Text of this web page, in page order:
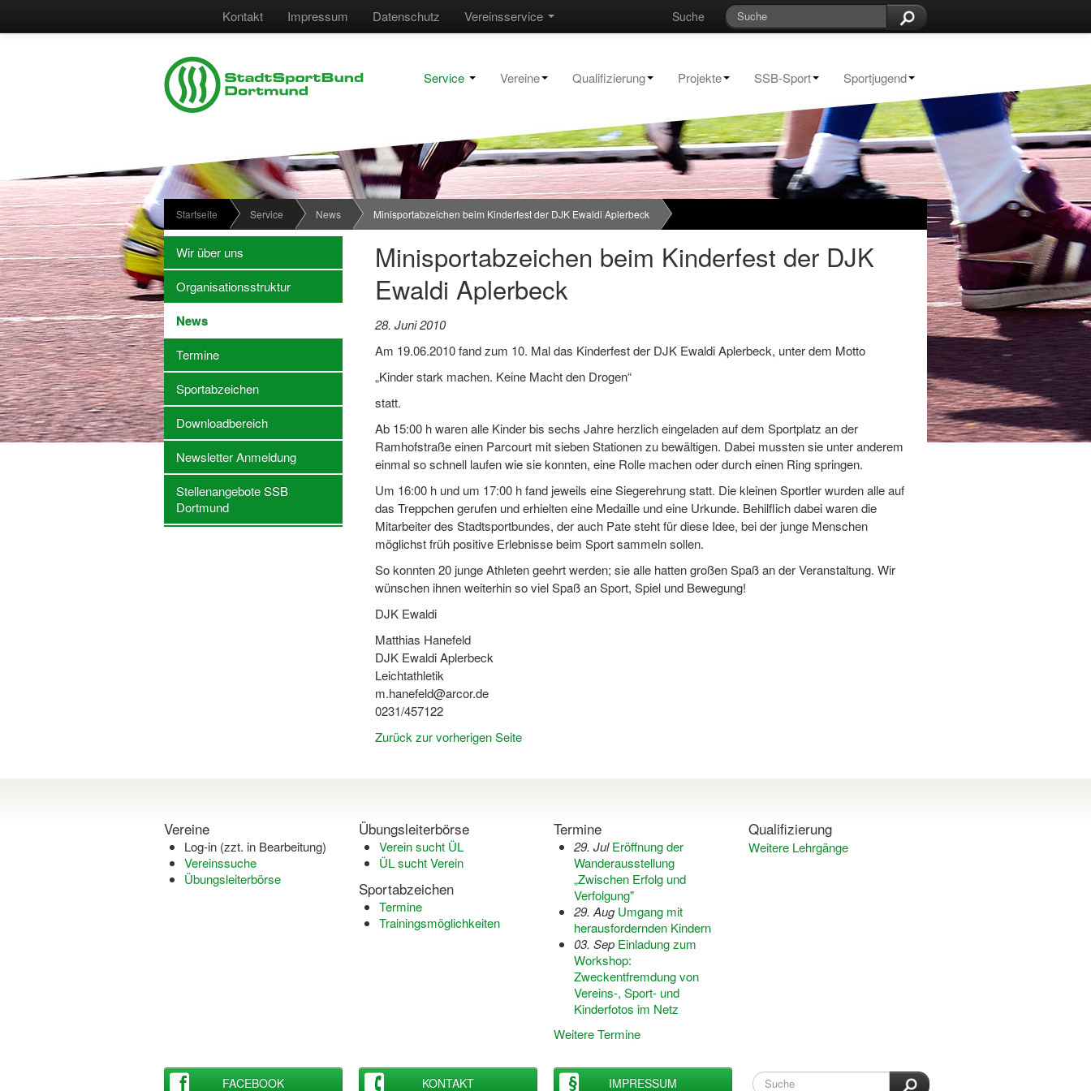
Suche
Vereinsservice
Kontakt Impressum Datenschutz
Service Vereine Qualifizierung Projekte SSB-Sport Sportjugend
Startseite Service News Minisportabzeichen beim Kinderfest der DJK Ewaldi Aplerbeck
Wir über uns
Organisationsstruktur
News
Termine
Sportabzeichen
Downloadbereich
Newsletter Anmeldung
Stellenangebote SSB
Dortmund
Minisportabzeichen beim Kinderfest der DJK
Ewaldi Aplerbeck
28. Juni 2010
Am 19.06.2010 fand zum 10. Mal das Kinderfest der DJK Ewaldi Aplerbeck, unter dem Motto
„Kinder stark machen. Keine Macht den Drogen“
statt.
Ab 15:00 h waren alle Kinder bis sechs Jahre herzlich eingeladen auf dem Sportplatz an der
Ramhofstraße einen Parcourt mit sieben Stationen zu bewältigen. Dabei mussten sie unter anderem
einmal so schnell laufen wie sie konnten, eine Rolle machen oder durch einen Ring springen.
Um 16:00 h und um 17:00 h fand jeweils eine Siegerehrung statt. Die kleinen Sportler wurden alle auf
das Treppchen gerufen und erhielten eine Medaille und eine Urkunde. Behilflich dabei waren die
Mitarbeiter des Stadtsportbundes, der auch Pate steht für diese Idee, bei der junge Menschen
möglichst früh positive Erlebnisse beim Sport sammeln sollen.
So konnten 20 junge Athleten geehrt werden; sie alle hatten großen Spaß an der Veranstaltung. Wir
wünschen ihnen weiterhin so viel Spaß an Sport, Spiel und Bewegung!
DJK Ewaldi
Matthias Hanefeld
DJK Ewaldi Aplerbeck
Leichtathletik
m.hanefeld@arcor.de
0231/457122
Zurück zur vorherigen Seite
Vereine
Log-in (zzt. in Bearbeitung)
Vereinssuche
Übungsleiterbörse
Übungsleiterbörse
Verein sucht ÜL
ÜL sucht Verein
Sportabzeichen
Termine
Trainingsmöglichkeiten
Termine
29. Jul Eröffnung der
Wanderausstellung
„Zwischen Erfolg und
Verfolgung"
29. Aug Umgang mit
herausfordernden Kindern
03. Sep Einladung zum
Workshop:
Zweckentfremdung von
Vereins-, Sport- und
Kinderfotos im Netz
Weitere Termine
Qualifizierung
Weitere Lehrgänge
FACEBOOK KONTAKT IMPRESSUM